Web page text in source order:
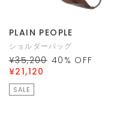
PLAIN PEOPLE
ショルダーバッグ
¥35,200 40 % OFF
¥21,120
SALE